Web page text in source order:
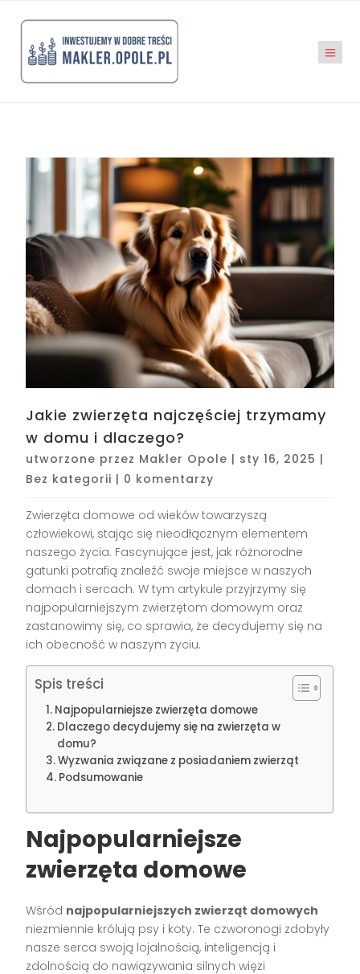
Jakie zwierzęta najczęściej trzymamy
w domu i dlaczego?
utworzone przez Makler Opole | sty 16, 2025 |
Bez kategorii | 0 komentarzy
Zwierzęta domowe od wieków towarzyszą
człowiekowi, stając się nieodłącznym elementem
naszego życia. Fascynujące jest, jak różnorodne
gatunki potrafią znaleźć swoje miejsce w naszych
domach i sercach. W tym artykule przyjrzymy się
najpopularniejszym zwierzętom domowym oraz
zastanowimy się, co sprawia, że decydujemy się na
ich obecność w naszym życiu.
Spis treści
Najpopularniejsze zwierzęta domowe
Dlaczego decydujemy się na zwierzęta w
domu?
Wyzwania związane z posiadaniem zwierząt
Podsumowanie
Najpopularniejsze
zwierzęta domowe
Wśród najpopularniejszych zwierząt domowych
niezmiennie królują psy i koty. Te czworonogi zdobyły
nasze serca swoją lojalnością, inteligencją i
zdolnością do nawiązywania silnych więzi